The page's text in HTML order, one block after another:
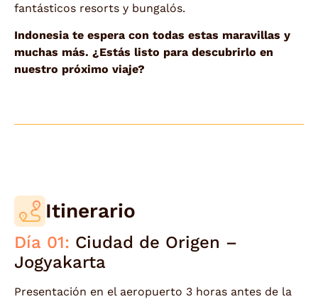
fantásticos resorts y bungalós.
Indonesia te espera con todas estas maravillas y
muchas más. ¿Estás listo para descubrirlo en
nuestro próximo viaje?
Itinerario
Día 01: Ciudad de Origen –
Jogyakarta
Presentación en el aeropuerto 3 horas antes de la